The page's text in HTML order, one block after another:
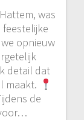
was
feestelijke
opnieuw
detail dat
maakt.
de